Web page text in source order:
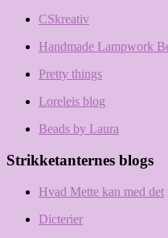
CSkreativ
Handmade Lampwork
Pretty things
Loreleis blog
Beads by Laura
Strikketanternes blogs
Hvad Mette kan med det
Dicterier